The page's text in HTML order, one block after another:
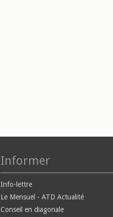
Informer
Info-lettre
Le Mensuel - ATD Actualité
Conseil en diagonale